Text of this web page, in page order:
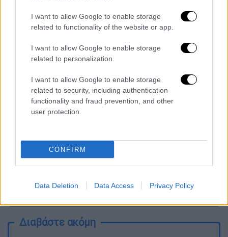
I want to allow Google to enable storage
related to functionality of the website or app.
I want to allow Google to enable storage
related to personalization.
I want to allow Google to enable storage
related to security, including authentication
functionality and fraud prevention, and other
user protection.
CONFIRM
Data Deletion Data Access Privacy Policy
— Άδωνις Γεωργιάδης
(@AdonisGeorgiadi)May 12, 2026
ΕΘΝΟΣ θα παρεμβαίνει και τα προσβλητικά σχόλια θα
διαγράφονται
καταχώρηση
Διαβάστε ακόμη